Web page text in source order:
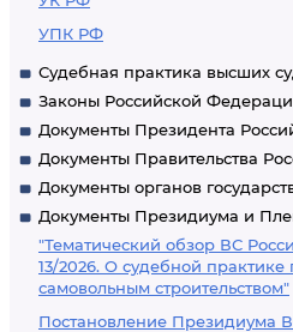
УПК РФ
Судебная практика высших
Законы Российской
Документы Президента
Документы Правительства
Документы органов
Документы Президиума и
"Тематический обзор ВС
13/2026. О судебной
самовольным строительством"
Постановление Президиума